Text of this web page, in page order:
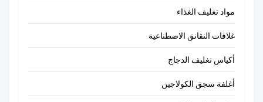
مواد تغليف الغذاء
غلافات النقانق الاصطناعية
أكياس تغليف الدجاج
أغلفة سجق الكولاجين